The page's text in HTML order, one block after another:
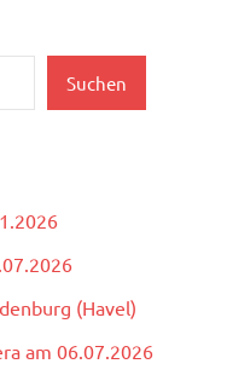
Suchen
(Havel)
am 06.07.2026